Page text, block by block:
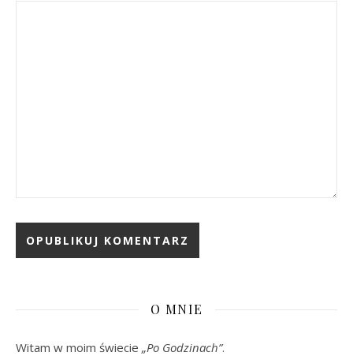
O MNIE
Witam w moim świecie „Po Godzinach”.